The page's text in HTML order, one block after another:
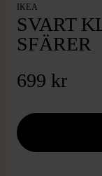
IKEA
SVART
SFÄRER
699 kr